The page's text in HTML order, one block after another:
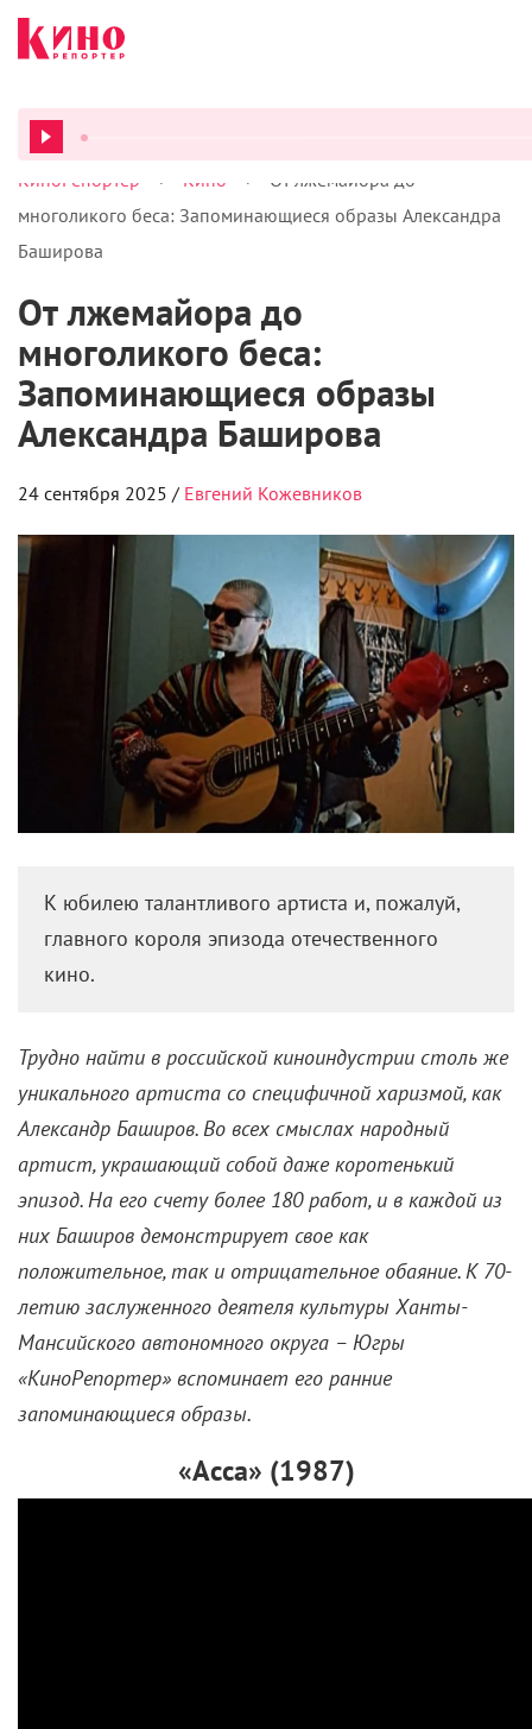
КиноРепортер > Кино >
От лжемайора до
многоликого беса: Запоминающиеся образы Александра
Баширова
От лжемайора до
многоликого беса:
Запоминающиеся образы
Александра Баширова
24 сентября 2025 / Евгений Кожевников
К юбилею талантливого артиста и, пожалуй,
главного короля эпизода отечественного
кино.
Трудно найти в российской киноиндустрии столь же
уникального артиста со специфичной харизмой, как
Александр Баширов. Во всех смыслах народный
артист, украшающий собой даже коротенький
эпизод. На его счету более 180 работ, и в каждой из
них Баширов демонстрирует свое как
положительное, так и отрицательное обаяние. К 70-
летию заслуженного деятеля культуры Ханты-
Мансийского автономного округа – Югры
«КиноРепортер» вспоминает его ранние
запоминающиеся образы.
«Асса» (1987)